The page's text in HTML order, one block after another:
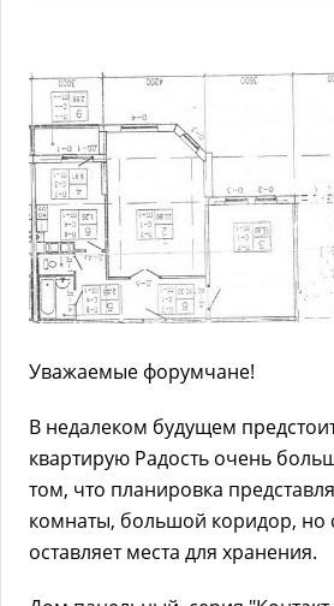
Уважаемые форумчане!
В недалеком будущем
квартирую Радость очень
том, что планировка
комнаты, большой коридор, но
оставляет места для хранения.